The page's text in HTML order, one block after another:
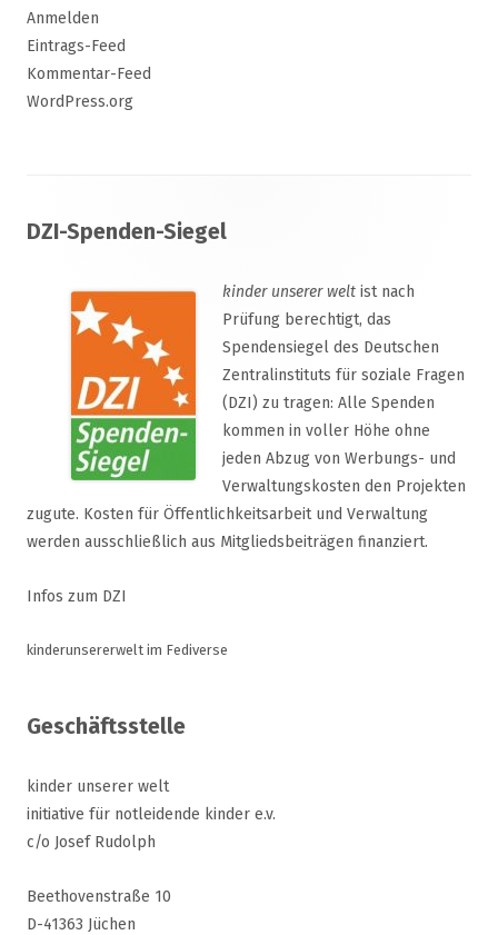
Anmelden
Eintrags-Feed
Kommentar-Feed
WordPress.org
Inhalt
DZI-Spenden-Siegel
kinder unserer welt ist nach
Prüfung berechtigt, das
Spendensiegel des Deutschen
Zentralinstituts für soziale Fragen
(DZI) zu tragen: Alle Spenden
kommen in voller Höhe ohne
jeden Abzug von Werbungs- und
Verwaltungskosten den Projekten
zugute. Kosten für Öffentlichkeitsarbeit und Verwaltung
werden ausschließlich aus Mitgliedsbeiträgen finanziert.
Infos zum DZI
kinderunsererwelt im Fediverse
Geschäftsstelle
kinder unserer welt
initiative für notleidende kinder e.v.
c/o Josef Rudolph
Beethovenstraße 10
D-41363 Jüchen